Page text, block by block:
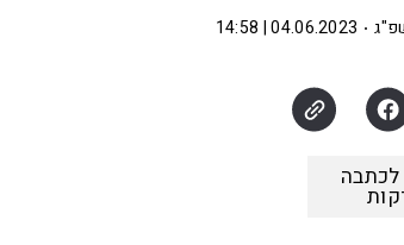
04.06.2023 | 14:58
לכתבה